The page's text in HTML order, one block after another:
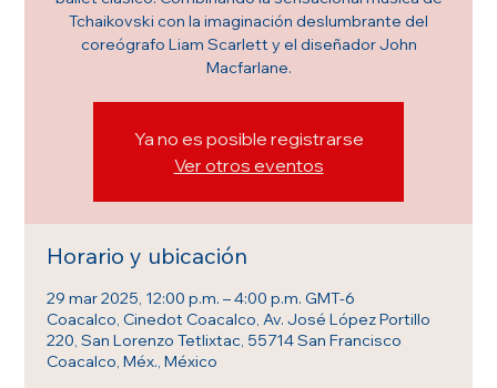
Tchaikovski con la imaginación deslumbrante del
coreógrafo Liam Scarlett y el diseñador John
Macfarlane.
Ya no es posible registrarse
Ver otros eventos
Horario y ubicación
29 mar 2025, 12:00 p.m. – 4:00 p.m. GMT-6
Coacalco, Cinedot Coacalco, Av. José López Portillo
220, San Lorenzo Tetlixtac, 55714 San Francisco
Coacalco, Méx., México